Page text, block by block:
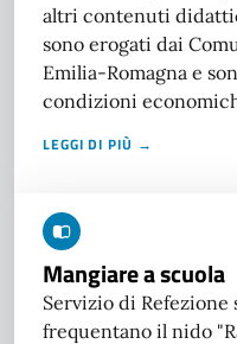
altri contenuti
sono erogati dai
Emilia-Romagna e
condizioni
LEGGI DI PIÙ →
Mangiare a scuola
Servizio di
frequentano il nido